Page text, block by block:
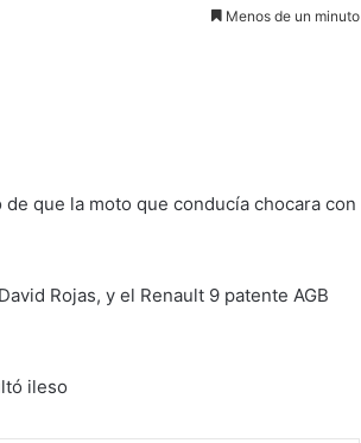
Menos de un minuto
que la moto que conducía chocara con
Rojas, y el Renault 9 patente AGB
ileso